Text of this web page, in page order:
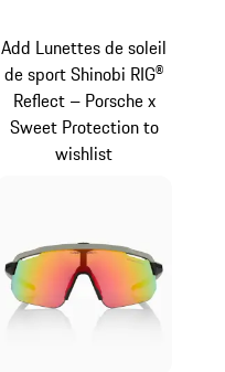
Add Lunettes de soleil
de sport Shinobi RIG®
Reflect – Porsche x
Sweet Protection to
wishlist